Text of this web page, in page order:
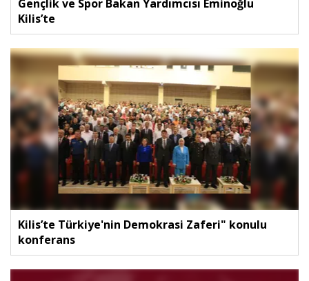
Gençlik ve Spor Bakan Yardımcısı Eminoğlu
Kilis’te
Kilis’te Türkiye'nin Demokrasi Zaferi" konulu
konferans